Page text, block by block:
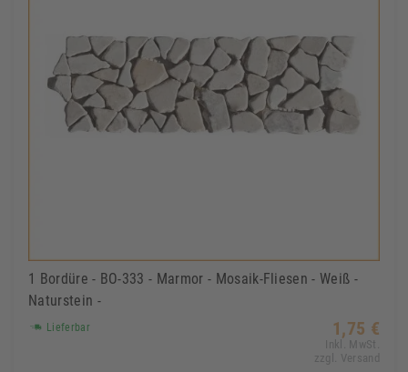
1 Bordüre - BO-333 - Marmor - Mosaik-Fliesen - Weiß -
Naturstein -
Lieferbar 1,75 €
Inkl. MwSt.
zzgl. Versand